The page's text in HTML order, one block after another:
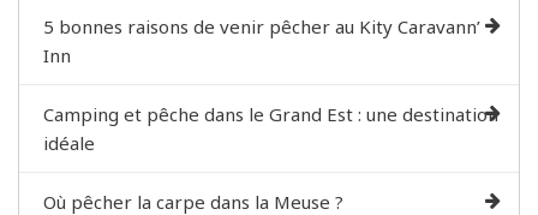
5 bonnes raisons de venir pêcher au Kity Caravann’
Inn
Camping et pêche dans le Grand Est : une destination
idéale
Où pêcher la carpe dans la Meuse ?